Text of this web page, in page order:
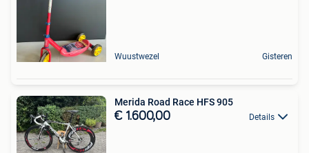
Wuustwezel Gisteren
Merida Road Race HFS 905
€ 1.600,00 Details